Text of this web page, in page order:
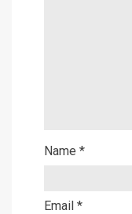
Name *
Email *